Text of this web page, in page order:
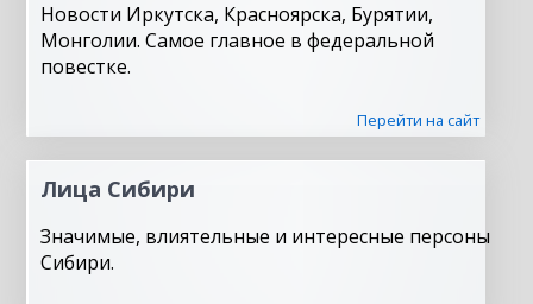
Новости Иркутска, Красноярска, Бурятии,
Монголии. Самое главное в федеральной
повестке.
Перейти на сайт
Лица Сибири
Значимые, влиятельные и интересные персоны
Сибири.